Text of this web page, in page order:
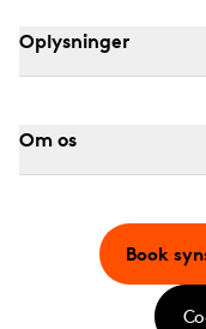
Oplysninger
Om os
Book